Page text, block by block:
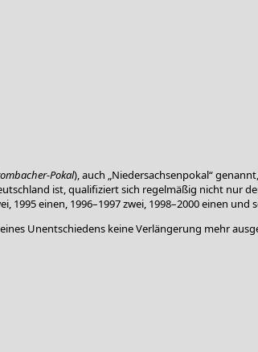
Pokal), auch „Niedersachsenpokal“
ist, qualifiziert sich regelmäßig nicht nur
1995 einen, 1996–1997 zwei, 1998–2000 einen und
Unentschiedens keine Verlängerung mehr